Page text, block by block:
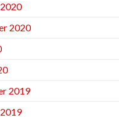
2020
2019